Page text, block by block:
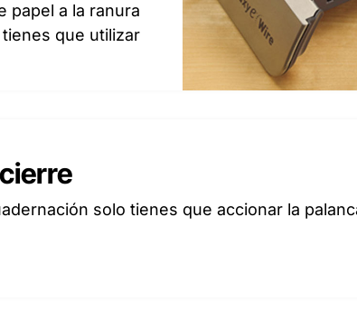
papel a la ranura
que utilizar
solo tienes que accionar la